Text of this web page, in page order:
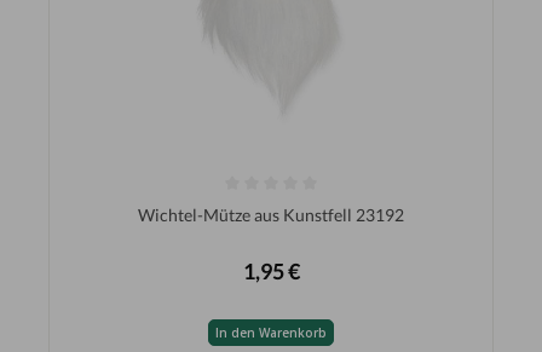
Wichtel-Mütze aus Kunstfell 23192
1,95 €
In den Warenkorb